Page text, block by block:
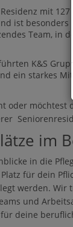
mit
ist besonders
Team, in
K&S
ein starkes
oder
im
in die
für dein
werden.
und
deine